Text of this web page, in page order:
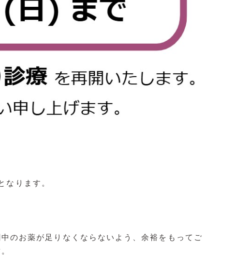
なります。
のお薬が足りなくならないよう、余裕をもってご